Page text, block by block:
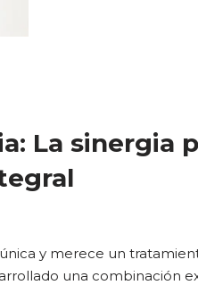
La sinergia
y merece un
una combinación